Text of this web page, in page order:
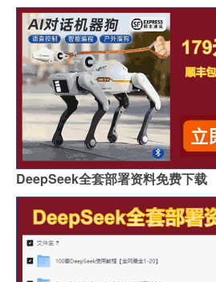
DeepSeek全套部署资料免费下载